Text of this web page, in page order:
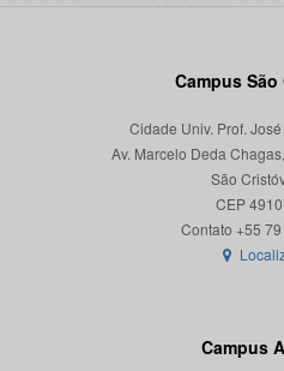
Campus
Cidade Univ. Prof.
Av. Marcelo Deda
São
CEP
Campus